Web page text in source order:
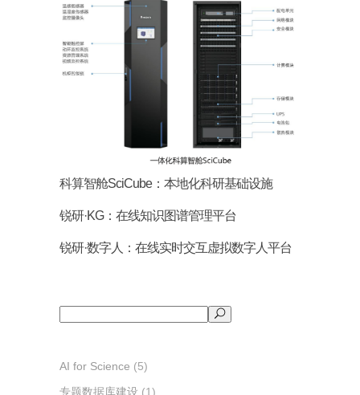
科算智舱SciCube：本地化科研基础设施
锐研·KG：在线知识图谱管理平台
锐研·数字人：在线实时交互虚拟数字人平台
AI for Science (5)
专题数据库建设 (1)